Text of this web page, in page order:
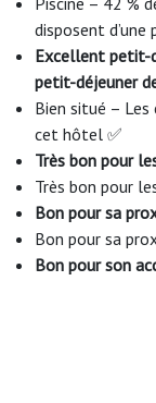
disposent d’une
Excellent petit-
petit-déjeuner
Bien situé –
cet hôtel ✅
Très bon pour
Très bon pour
Bon pour sa
Bon pour sa
Bon pour son